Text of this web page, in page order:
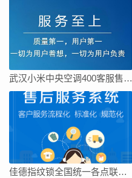
武汉小米中央空调400客服售后电话24小时热线
佳德指纹锁全国统一各点联系方式